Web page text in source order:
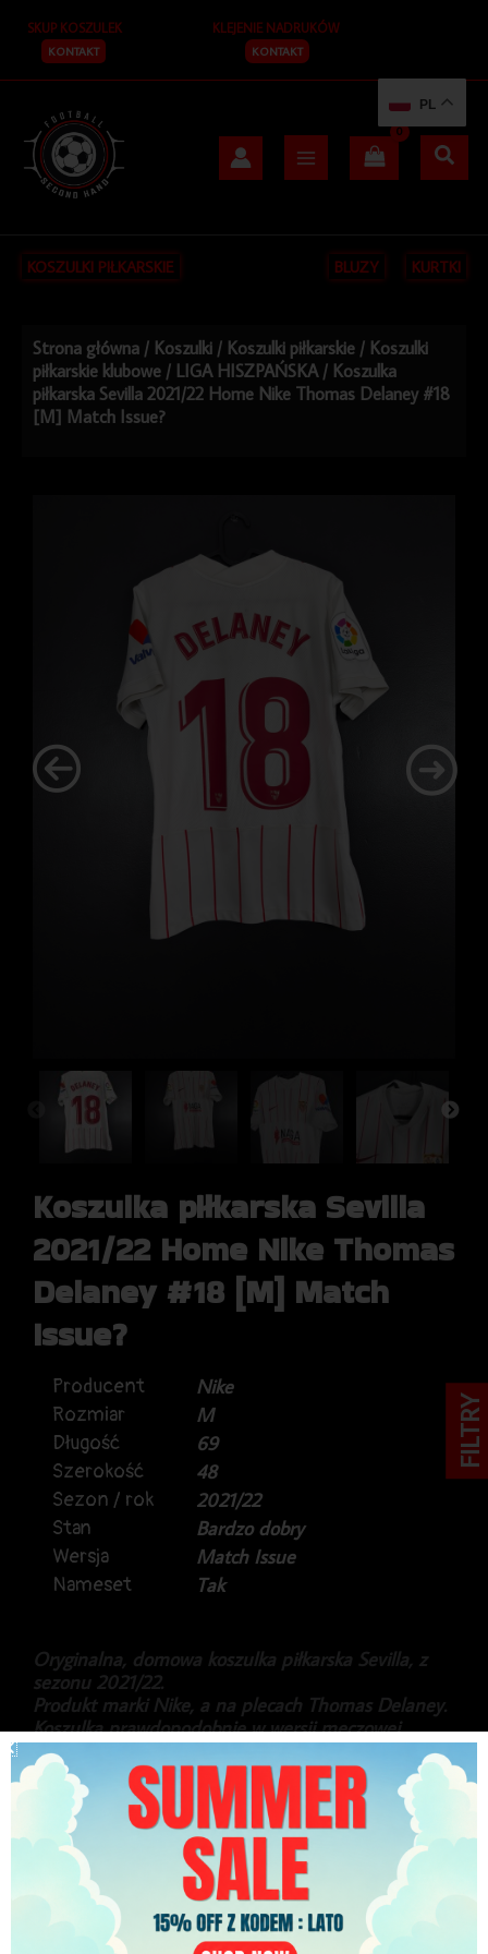
treści
SKUP KOSZULEK
KONTAKT
KLEJENIE NADRUKÓW
KONTAKT
KOSZULKI PIŁKARSKIE BLUZY KURTKI
Strona główna / Koszulki / Koszulki piłkarskie / Koszulki
piłkarskie klubowe / LIGA HISZPAŃSKA / Koszulka
piłkarska Sevilla 2021/22 Home Nike Thomas Delaney #18
[M] Match Issue?
Koszulka piłkarska Sevilla
2021/22 Home Nike Thomas
Delaney #18 [M] Match
Issue?
Producent
Nike
Rozmiar
M
Długość
69
Szerokość
48
Sezon / rok
2021/22
Stan
Bardzo dobry
Wersja
Match Issue
Nameset
Tak
Oryginalna, domowa koszulka piłkarska Sevilla, z
sezonu 2021/22.
Produkt marki Nike, a na plecach Thomas Delaney.
Koszulka prawdopodobnie w wersji meczowej,
niestety nie mamy potwierdzenia, czy była używana
w meczu.
Stan generalnie bardzo dobry, lekkie pęknięcia na
ligowej naszywce na rękawie, a kolor koszulki nie
jest krystalicznie biały, prawdopodobnie koszulka
była prana z innymi rzeczami.
PL
FILTRY